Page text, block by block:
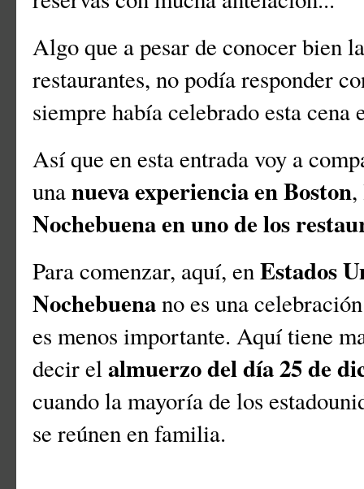
Algo que a pesar de conocer bien
restaurantes, no podía responder
siempre había celebrado esta
Así que en esta entrada voy a
unanueva experiencia en Boston
Nochebuena en uno de los
Para comenzar, aquí, enEstados
Nochebuenano es una
es menos importante. Aquí tiene
decir elalmuerzo del día 25 de
cuando la mayoría de los
se reúnen en familia.